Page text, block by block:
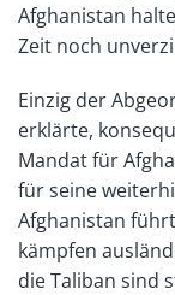
Afghanistan
Zeit noch
Einzig der
erklärte,
Mandat für
für seine
Afghanistan
kämpfen
die Taliban sind